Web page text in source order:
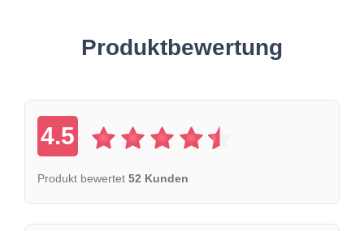
Produktbewertung
4.5
Produkt bewertet 52 Kunden